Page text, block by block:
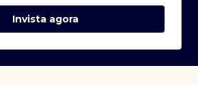
Invista agora